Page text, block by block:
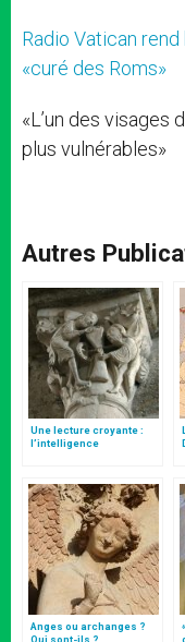
Radio Vatican
«curé des Roms»
«L’un des visages
plus vulnérables»
Autres
Une lecture croyante :
l’intelligence
Anges ou archanges ?
Qui sont-ils ?